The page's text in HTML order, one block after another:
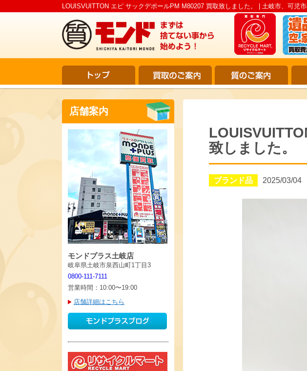
LOUISVUITTON エピ サックデポールPM M80207 買取致しました。 | 土岐市、可児
致しました。
ブランド品 2025/03/04
店舗案内
モンドプラス土岐店
岐阜県土岐市泉西山町1丁目3
0800-111-7111
営業時間：10:00〜19:00
店舗詳細はこちら